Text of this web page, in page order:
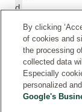
d
By clicking
of cookies and
the processing
collected data
Especially
personalized
Google's